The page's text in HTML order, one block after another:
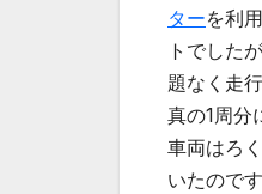
ターを利
トでした
題なく走
真の1周分
車両はろ
いたので